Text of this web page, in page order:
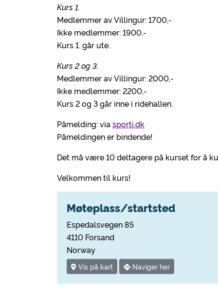
Kurs 1.
Medlemmer av Villingur: 1700,-
Ikke medlemmer: 1900,-
Kurs 1. går ute.
Kurs 2 og 3.
Medlemmer av Villingur: 2000,-
Ikke medlemmer: 2200,-
Kurs 2 og 3 går inne i ridehallen.
Påmelding: via sporti.dk
Påmeldingen er bindende!
Det må være 10 deltagere på kurset for å
Velkommen til kurs!
Møteplass/startsted
Espedalsvegen 85
4110 Forsand
Norway
Vis på kart Naviger her